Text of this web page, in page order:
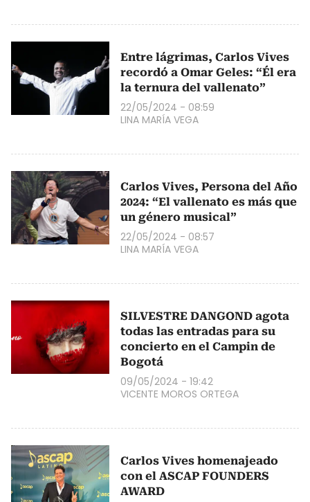
Entre lágrimas, Carlos Vives
recordó a Omar Geles: “Él era
la ternura del vallenato”
22/05/2024 - 08:59
LINA MARÍA VEGA
Carlos Vives, Persona del Año
2024: “El vallenato es más que
un género musical”
22/05/2024 - 08:57
LINA MARÍA VEGA
SILVESTRE DANGOND agota
todas las entradas para su
concierto en el Campin de
Bogotá
09/05/2024 - 19:42
VICENTE MOROS ORTEGA
Carlos Vives homenajeado
con el ASCAP FOUNDERS
AWARD